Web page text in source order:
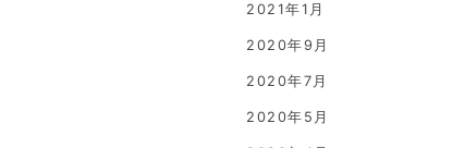
2021年1月
2020年9月
2020年7月
2020年5月